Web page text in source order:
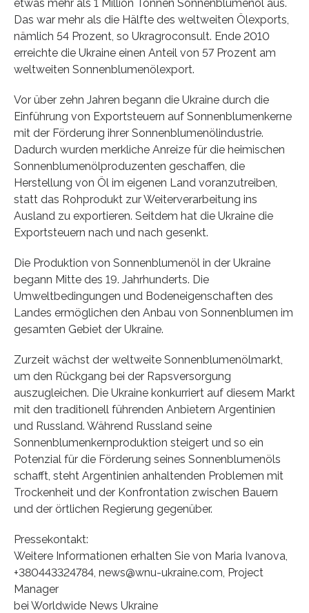
etwas mehr als 1 Million Tonnen Sonnenblumenöl aus.
Das war mehr als die Hälfte des weltweiten Ölexports,
nämlich 54 Prozent, so Ukragroconsult. Ende 2010
erreichte die Ukraine einen Anteil von 57 Prozent am
weltweiten Sonnenblumenölexport.
Vor über zehn Jahren begann die Ukraine durch die
Einführung von Exportsteuern auf Sonnenblumenkerne
mit der Förderung ihrer Sonnenblumenölindustrie.
Dadurch wurden merkliche Anreize für die heimischen
Sonnenblumenölproduzenten geschaffen, die
Herstellung von Öl im eigenen Land voranzutreiben,
statt das Rohprodukt zur Weiterverarbeitung ins
Ausland zu exportieren. Seitdem hat die Ukraine die
Exportsteuern nach und nach gesenkt.
Die Produktion von Sonnenblumenöl in der Ukraine
begann Mitte des 19. Jahrhunderts. Die
Umweltbedingungen und Bodeneigenschaften des
Landes ermöglichen den Anbau von Sonnenblumen im
gesamten Gebiet der Ukraine.
Zurzeit wächst der weltweite Sonnenblumenölmarkt,
um den Rückgang bei der Rapsversorgung
auszugleichen. Die Ukraine konkurriert auf diesem Markt
mit den traditionell führenden Anbietern Argentinien
und Russland. Während Russland seine
Sonnenblumenkernproduktion steigert und so ein
Potenzial für die Förderung seines Sonnenblumenöls
schafft, steht Argentinien anhaltenden Problemen mit
Trockenheit und der Konfrontation zwischen Bauern
und der örtlichen Regierung gegenüber.
Pressekontakt:
Weitere Informationen erhalten Sie von Maria Ivanova,
+380443324784, news@wnu-ukraine.com, Project
Manager
bei Worldwide News Ukraine